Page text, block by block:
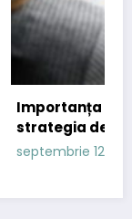
presă în